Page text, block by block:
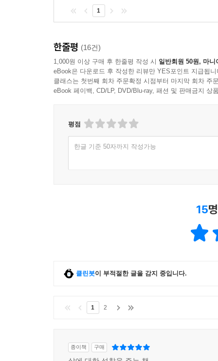
법률가가 정의와 도덕 심지어 효율성의 기준을
없이 창조성의 고양이 가능하다고 강변하고 시
우리는 어떤 선택을 할 것인가
이 책은 미술, 영화부터 경제, 정치 흐름까지 많은
어떤 결정을 해야 하고 이 결정은 얼마나 이성적
인생은 피할 수 없는 선택의 연속이라면, 선택
경제가 어렵고 중요하다고 모두 경제 전문가가
시장에서 돈을 버는 것은 잘생긴 사람이 아니
해결하는 사람은 많지 않다. -89쪽
1
한줄평 (16건)
1,000원 이상 구매 후 한줄평 작성 시 일반회원 50원, 마니
eBook은 다운로드 후 작성한 리뷰만 YES포인트 지급됩니
클래스는 첫번째 회차 주문확정 시점부터 마지막 회차 주
eBook 페이백, CD/LP, DVD/Blu-ray, 패션 및 판매금지 상
평점
한글 기준 50자까지 작성가능
15
클린봇이 부적절한 글을 감지 중입니다.
1 2
종이책 구매